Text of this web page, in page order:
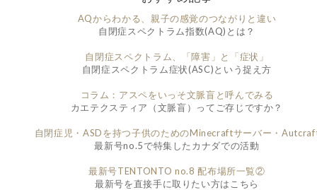
AQからわかる、親子の感覚のつながりと違い
自閉症スペクトラム指数(AQ)とは？
自閉症スペクトラム、「障害」と「症状」
自閉症スペクトラム症状(ASC)という捉え方
コラム：アスペをいっそ文脈盲と呼んでみる
カエテクスティア（文脈盲）ってご存じですか？
自閉症児・ASDを持つ子供のためのMinecraftサーバー・
最新号no.5で特集したカナダでの活動
最新号TENTONTO no.8 配布場所一覧②
最新号を直接手に取りたい方はこちら